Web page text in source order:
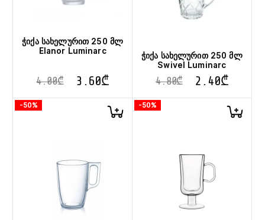
ჭიქა სახელურით 250 მლ
Elanor Luminarc
4.00₾ 3.60₾
ჭიქა სახელურით 250 მლ
Swivel Luminarc
4.80₾ 2.40₾
-50% -50%